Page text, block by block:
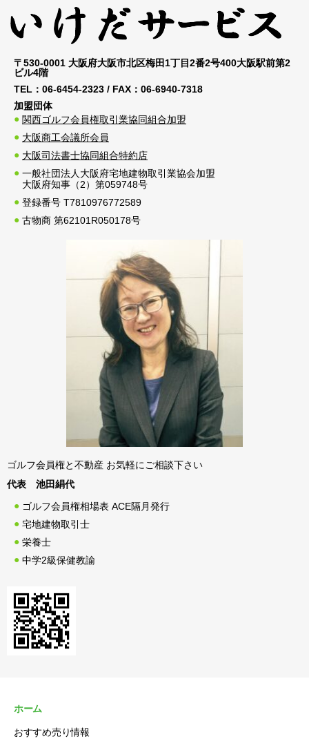
〒530-0001 大阪府大阪市北区梅田1丁目2番2号400大阪駅前第2
ビル4階
TEL： 06-6454-2323 / FAX： 06-6940-7318
加盟団体
関西ゴルフ会員権取引業協同組合加盟
大阪商工会議所会員
大阪司法書士協同組合特約店
一般社団法人大阪府宅地建物取引業協会加盟
大阪府知事（2）第059748号
登録番号 T7810976772589
古物商 第62101R050178号
ゴルフ会員権と不動産 お気軽にご相談下さい
代表 池田絹代
ゴルフ会員権相場表 ACE隔月発行
宅地建物取引士
栄養士
中学2級保健教諭
ホーム
おすすめ売り情報